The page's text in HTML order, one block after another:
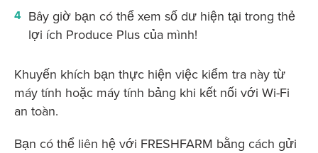
Bây giờ bạn có thể xem số dư hiện tại trong thẻ
lợi ích Produce Plus của mình!
Khuyến khích bạn thực hiện việc kiểm tra này từ
máy tính hoặc máy tính bảng khi kết nối với Wi-Fi
an toàn.
Bạn có thể liên hệ với FRESHFARM bằng cách gửi